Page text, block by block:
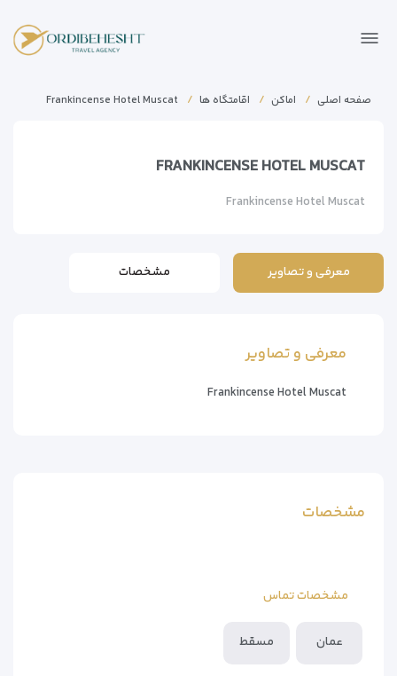
صفحه اصلی اماکن اقامتگاه ها Frankincense Hotel Muscat
FRANKINCENSE HOTEL MUSCAT
Frankincense Hotel Muscat
معرفی و تصاویر مشخصات
معرفی و تصاویر
Frankincense Hotel Muscat
مشخصات
مشخصات تماس
عمان مسقط